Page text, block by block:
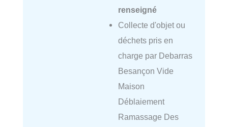
renseigné
Collecte d'objet ou
déchets pris en
charge par Debarras
Besançon Vide
Maison
Déblaiement
Ramassage Des